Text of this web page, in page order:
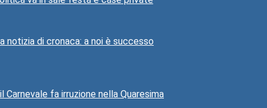
notizia di cronaca: a noi è successo
fa irruzione nella Quaresima